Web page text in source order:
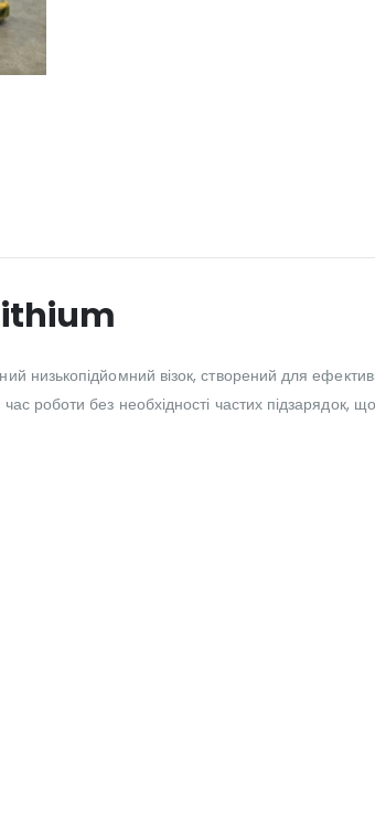
низькопідйомний візок, створений для
роботи без необхідності частих